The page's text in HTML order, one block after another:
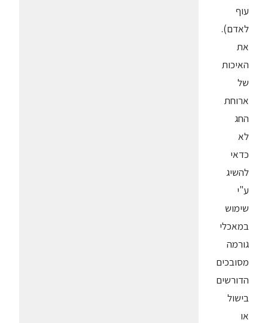
עוף
לאדם).
את
האיכות
של
ארוחת
החג
לא
כדאי
להשיג
ע"י
שימוש
במאכלי
גורמה
מסובכים
הדורשים
בישול
או